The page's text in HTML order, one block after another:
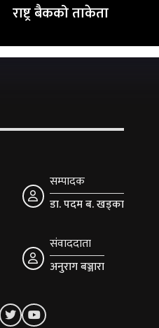
राष्ट्र बैकको ताकेता
सम्पादक
डा. पदम ब. खड्का
संवाददाता
अनुराग बञ्जारा